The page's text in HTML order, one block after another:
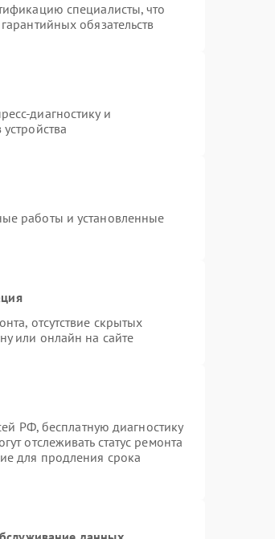
специалисты, что
обязательств
диагностику и
работы и установленные
отсутствие скрытых
или онлайн на сайте
РФ, бесплатную диагностику
отслеживать статус ремонта
для продления срока